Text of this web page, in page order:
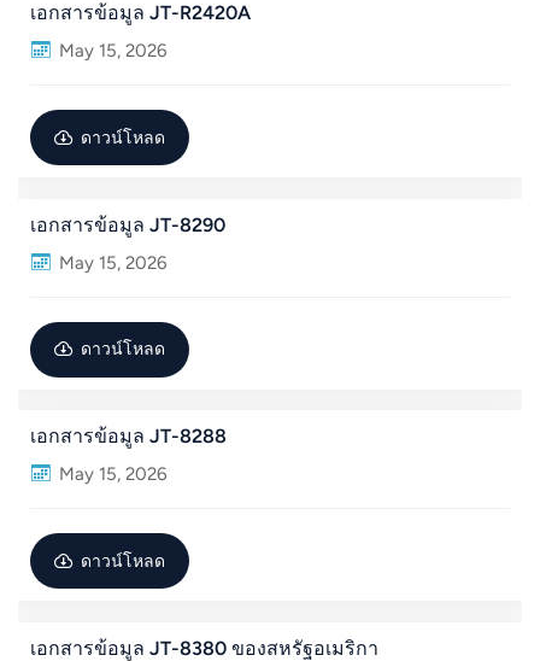
เอกสารข้อมูล JT-R2420A
May 15, 2026
ดาวน์โหลด
เอกสารข้อมูล JT-8290
May 15, 2026
ดาวน์โหลด
เอกสารข้อมูล JT-8288
May 15, 2026
ดาวน์โหลด
เอกสารข้อมูล JT-8380 ของสหรัฐอเมริกา